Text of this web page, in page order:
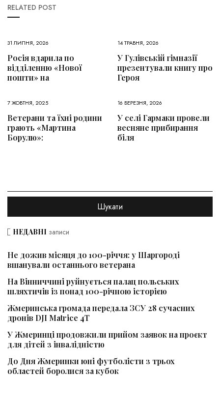
RELATED POST
31 ЛИПНЯ, 2026
Росія вдарила по
відділенню «Нової
пошти» на
14 ТРАВНЯ, 2026
У Гулівській гімназії
презентували книгу про
Героя
7 ЖОВТНЯ, 2025
Ветерани та їхні родини
грають «Мартина
Борулю»:
16 БЕРЕЗНЯ, 2026
У селі Гармаки провели
весняне прибирання
біля
НЕДАВНІ записи
Не дожив місяця до 100-річчя: у Шаргороді
вшанували останнього ветерана
На Вінниччині руйнується палац польських
шляхтичів із понад 100-річною історією
Жмеринська громада передала ЗСУ 28 сучасних
дронів DJI Matrice 4T
У Жмеринці продовжили прийом заявок на проєкт
для дітей з інвалідністю
До Дня Жмеринки юні футболісти з трьох
областей боролися за кубок